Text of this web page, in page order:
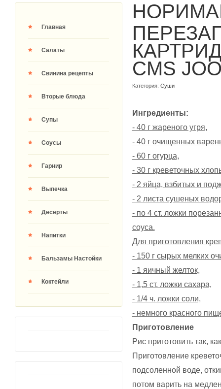
Главная
Салаты
Свинина рецепты
Вторые блюда
Супы
Соусы
Гарнир
Выпечка
Десерты
Напитки
Бальзамы Настойки
Коктейли
CMS
Категория: Суши
Ингредиенты:
- 40 г жареного угря,
- 40 г очищенных
- 60 г огурца,
- 30 г креветочных
- 2 яйца, взбитых и
- 2 листа сушеных
- по 4 ст. ложки
соуса.
Для приготовления
- 150 г сырых мелких
- 1 яичный желток,
- 1,5 ст. ложки сахара,
- 1/4 ч. ложки соли,
- немного красного
Приготовление
Рис приготовить так,
Приготовление
подсоленной воде,
потом варить на